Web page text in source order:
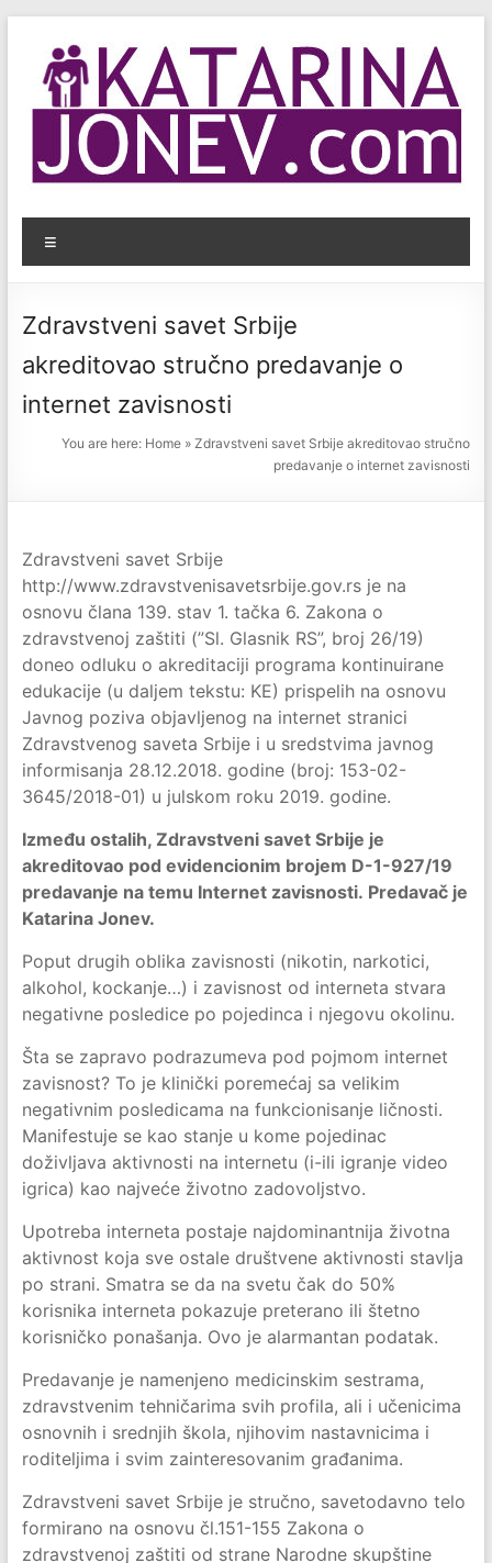
content
KatarinaJonev.com
Bezbednost
na
Zdravstveni savet Srbije
akreditovao stručno predavanje o
internet zavisnosti
You are here: Home »Zdravstveni savet Srbije akreditovao stručno
predavanje o internet zavisnosti
Zdravstveni savet Srbije
http://www.zdravstvenisavetsrbije.gov.rs je na
osnovu člana 139. stav 1. tačka 6. Zakona o
zdravstvenoj zaštiti (”Sl. Glasnik RS”, broj 26/19)
doneo odluku o akreditaciji programa kontinuirane
edukacije (u daljem tekstu: KE) prispelih na osnovu
Javnog poziva objavljenog na internet stranici
Zdravstvenog saveta Srbije i u sredstvima javnog
informisanja 28.12.2018. godine (broj: 153-02-
3645/2018-01) u julskom roku 2019. godine.
Između ostalih, Zdravstveni savet Srbije je
akreditovao pod evidencionim brojem D-1-927/19
predavanje na temu Internet zavisnosti. Predavač je
Katarina Jonev.
Poput drugih oblika zavisnosti (nikotin, narkotici,
alkohol, kockanje…) i zavisnost od interneta stvara
negativne posledice po pojedinca i njegovu okolinu.
Šta se zapravo podrazumeva pod pojmom internet
zavisnost? To je klinički poremećaj sa velikim
negativnim posledicama na funkcionisanje ličnosti.
Manifestuje se kao stanje u kome pojedinac
doživljava aktivnosti na internetu (i-ili igranje video
igrica) kao najveće životno zadovoljstvo.
Upotreba interneta postaje najdominantnija životna
aktivnost koja sve ostale društvene aktivnosti stavlja
po strani. Smatra se da na svetu čak do 50%
korisnika interneta pokazuje preterano ili štetno
korisničko ponašanja. Ovo je alarmantan podatak.
Predavanje je namenjeno medicinskim sestrama,
zdravstvenim tehničarima svih profila, ali i učenicima
osnovnih i srednjih škola, njihovim nastavnicima i
roditeljima i svim zainteresovanim građanima.
Zdravstveni savet Srbije je stručno, savetodavno telo
formirano na osnovu čl.151-155 Zakona o
zdravstvenoj zaštiti od strane Narodne skupštine